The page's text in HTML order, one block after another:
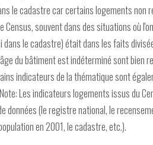
le cadastre car certains logements non
Census, souvent dans des situations où
le cadastre) était dans les faits
du bâtiment est indéterminé sont bien
indicateurs de la thématique sont
Les indicateurs logements issus du
données (le registre national, le
en 2001, le cadastre, etc.).